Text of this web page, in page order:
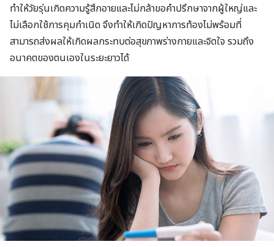
ทำให้วัยรุ่นเกิดความรู้สึกอายและไม่กล้าขอคำปรึกษาจากผู้ใหญ่และ
ไม่เลือกใช้การคุมกำเนิด จึงทำให้เกิดปัญหาการท้องไม่พร้อมที่
สามารถส่งผลให้เกิดผลกระทบต่อสุขภาพร่างกายและจิตใจ รวมถึง
อนาคตของตนเองในระยะยาวได้